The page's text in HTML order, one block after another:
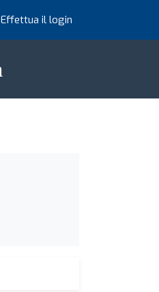
Effettua il login